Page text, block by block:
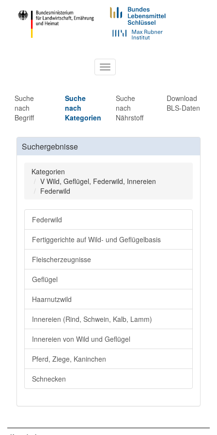
Toggle
navigation
Suche
nach
Begriff
Suche
nach
Kategorien
Suche
nach
Nährstoff
Download
BLS-Daten
Suchergebnisse
Kategorien
V Wild, Geflügel, Federwild, Innereien
Federwild
Federwild
Fertiggerichte auf Wild- und Geflügelbasis
Fleischerzeugnisse
Geflügel
Haarnutzwild
Innereien (Rind, Schwein, Kalb, Lamm)
Innereien von Wild und Geflügel
Pferd, Ziege, Kaninchen
Schnecken